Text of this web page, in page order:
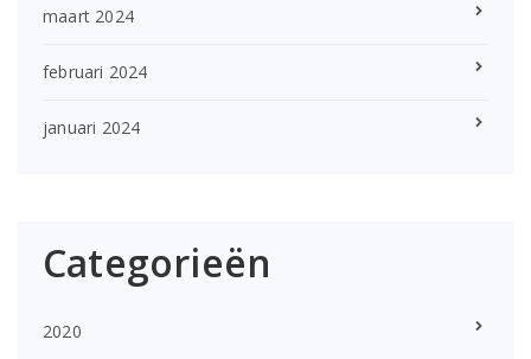
maart 2024
februari 2024
januari 2024
Categorieën
2020